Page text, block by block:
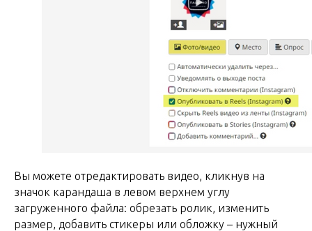
Вы можете отредактировать видео, кликнув на
значок карандаша в левом верхнем углу
загруженного файла: обрезать ролик, изменить
размер, добавить стикеры или обложку – нужный